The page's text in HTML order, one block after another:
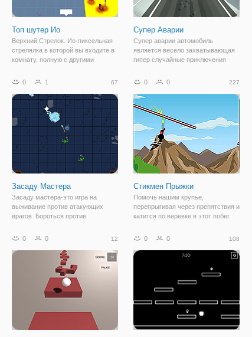
Топ шутер Ио
Верхний Стрелок. Ио-пиксельная
стрелялка в которой вы входите в
комнату, полную с другими
всем, что вы великий боец, и вы
стоит на ногах, можно
использовать
Супер Аварии
Супер аварии автомобиль
является весело захватывающая
гипер случайные приключения
разобьются. Экстремальный
весело! Как играть: используйте
мышь или клавишу
0 1 67
Засаду Мастера
Засаду мастера-это игра на
выживание против атакующих
врагов. Бороться против
используя свои заклинания, и
выжить в этой засаде.
Переключатель заклинания и
0 0 227
Стикмен Прыжки
Помочь нашим крупье,
перепрыгивая через препятствия и
катится по веревке в этот побег
веревке сверху холма. Побег из
препятствия, ловушки.
0 0 12 0 0 108